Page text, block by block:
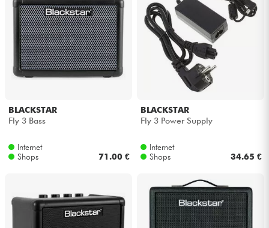
BLACKSTAR
Fly 3 Bass
Internet
Shops
71.00 €
BLACKSTAR
Fly 3 Power Supply
Internet
Shops
34.65 €